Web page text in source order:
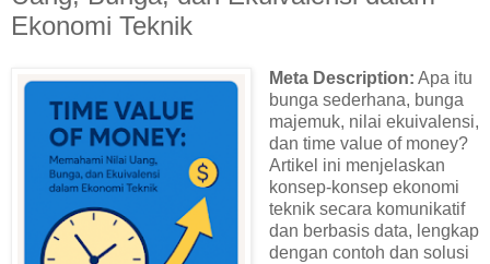
Ekonomi Teknik
Meta Description: Apa itu
bunga sederhana, bunga
majemuk, nilai ekuivalensi,
dan time value of money?
Artikel ini menjelaskan
konsep-konsep ekonomi
teknik secara komunikatif
dan berbasis data, lengkap
dengan contoh dan solusi